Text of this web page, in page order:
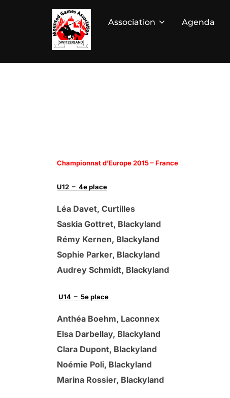
Association Agenda
Championnat d’Europe 2015 – France
U12 – 4e place
Léa Davet, Curtilles
Saskia Gottret, Blackyland
Rémy Kernen, Blackyland
Sophie Parker, Blackyland
Audrey Schmidt, Blackyland
U14 – 5e place
Anthéa Boehm, Laconnex
Elsa Darbellay, Blackyland
Clara Dupont, Blackyland
Noémie Poli, Blackyland
Marina Rossier, Blackyland